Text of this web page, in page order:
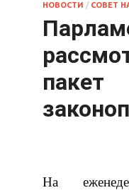
НОВОСТИ / СОВЕТ
пакет
На